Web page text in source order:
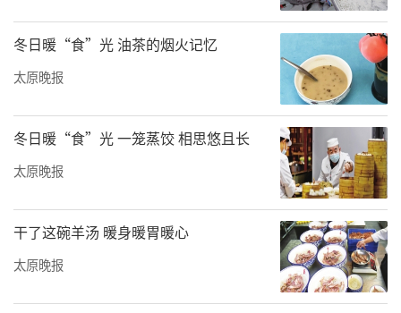
冬日暖“食”光 油茶的烟火记忆
太原晚报
冬日暖“食”光 一笼蒸饺 相思悠且长
太原晚报
干了这碗羊汤 暖身暖胃暖心
太原晚报